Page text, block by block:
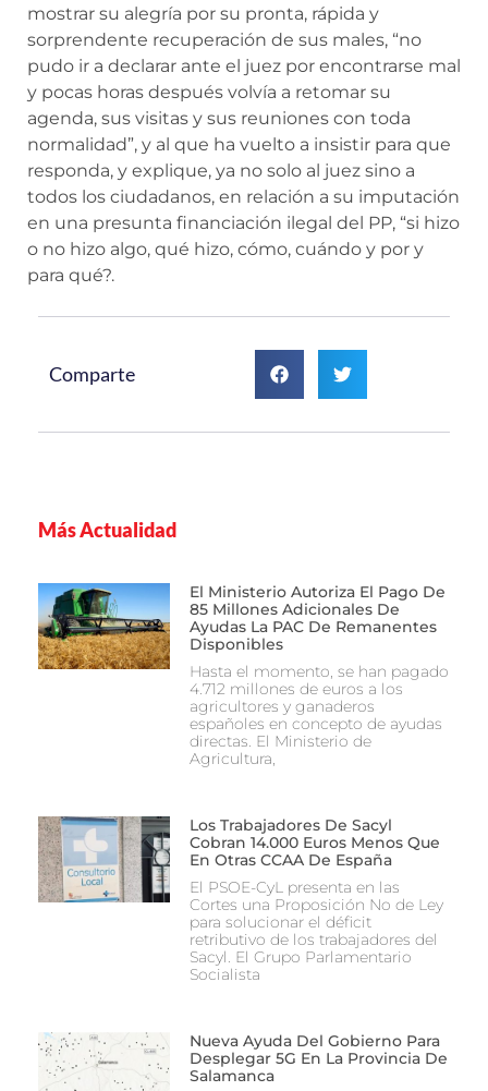
mostrar su alegría por su pronta, rápida y
sorprendente recuperación de sus males, “no
pudo ir a declarar ante el juez por encontrarse mal
y pocas horas después volvía a retomar su
agenda, sus visitas y sus reuniones con toda
normalidad”, y al que ha vuelto a insistir para que
responda, y explique, ya no solo al juez sino a
todos los ciudadanos, en relación a su imputación
en una presunta financiación ilegal del PP, “si hizo
o no hizo algo, qué hizo, cómo, cuándo y por y
para qué?.
Comparte
Más Actualidad
El Ministerio Autoriza El Pago De
85 Millones Adicionales De
Ayudas La PAC De Remanentes
Disponibles
Hasta el momento, se han pagado
4.712 millones de euros a los
agricultores y ganaderos
españoles en concepto de ayudas
directas. El Ministerio de
Agricultura,
Los Trabajadores De Sacyl
Cobran 14.000 Euros Menos Que
En Otras CCAA De España
El PSOE-CyL presenta en las
Cortes una Proposición No de Ley
para solucionar el déficit
retributivo de los trabajadores del
Sacyl. El Grupo Parlamentario
Socialista
Nueva Ayuda Del Gobierno Para
Desplegar 5G En La Provincia De
Salamanca